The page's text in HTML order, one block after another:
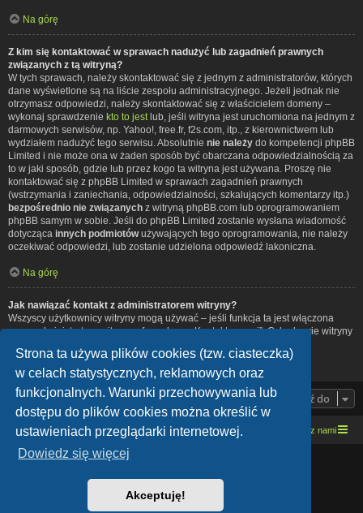
Strona ta używa plików cookies (tzw. ciasteczka)
w celach statystycznych, reklamowych oraz
funkcjonalnych. Warunki przechowywania lub
dostępu do plików cookies można określić w
ustawieniach przeglądarki internetowej.
Dowiedz się więcej
Akceptuję!
Na górę
Z kim się kontaktować w sprawach nadużyć lub zagadnień prawnych
związanych z tą witryną?
W tych sprawach, należy skontaktować się z jednym z administratorów, których
dane wyświetlone są na liście zespołu administracyjnego. Jeżeli jednak nie
otrzymasz odpowiedzi, należy skontaktować się z właścicielem domeny –
wykonaj sprawdzenie kto to jest lub, jeśli witryna jest uruchomiona na jednym z
darmowych serwisów, np. Yahoo!, free.fr, f2s.com, itp., z kierownictwem lub
wydziałem nadużyć tego serwisu. Absolutnie nie należy do kompetencji phpBB
Limited i nie może ona w żaden sposób być obarczana odpowiedzialnością za
to w jaki sposób, gdzie lub przez kogo ta witryna jest używana. Proszę nie
kontaktować się z phpBB Limited w sprawach zagadnień prawnych
(wstrzymania i zaniechania, odpowiedzialności, szkalujących komentarzy itp.)
bezpośrednio nie związanych z witryną phpBB.com lub oprogramowaniem
phpBB samym w sobie. Jeśli do phpBB Limited zostanie wysłana wiadomość
dotycząca innych podmiotówużywających tego oprogramowania, nie należy
oczekiwać odpowiedzi, lub zostanie udzielona odpowiedź lakoniczna.
Na górę
Jak nawiązać kontakt z administratorem witryny?
Wszyscy użytkownicy witryny mogą używać – jeśli funkcja ta jest włączona
przez administratora witryny – formularza „Kontakt z nami”. Członkowie witryny
Na górę
Przejdź do
Strona domowa Kresowe forum motocyklowe Kontakt z nami
Technologię dostarczaphpBB® Forum Software © phpBB Limited
Polski pakiet językowy dostarcza